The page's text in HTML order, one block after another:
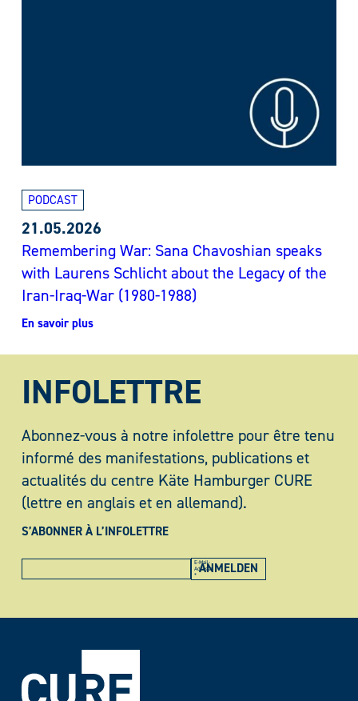
PODCAST
21.05.2026
Remembering War: Sana Chavoshian speaks
with Laurens Schlicht about the Legacy of the
Iran-Iraq-War (1980-1988)
En savoir plus
INFOLETTRE
Abonnez-vous à notre infolettre pour être tenu
informé des manifestations, publications et
actualités du centre Käte Hamburger CURE
(lettre en anglais et en allemand).
S’ABONNER À L’INFOLETTRE
E-Mail-
Adresse
*